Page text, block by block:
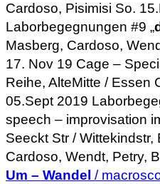
Cardoso, Pisimisi So.
Laborbegegnungen #9 „
Masberg, Cardoso,
17. Nov 19 Cage –
Reihe, AlteMitte / Essen
05.Sept 2019
speech – improvisation
Seeckt Str / Wittekindstr,
Cardoso, Wendt, Petry,
Um – Wandel /